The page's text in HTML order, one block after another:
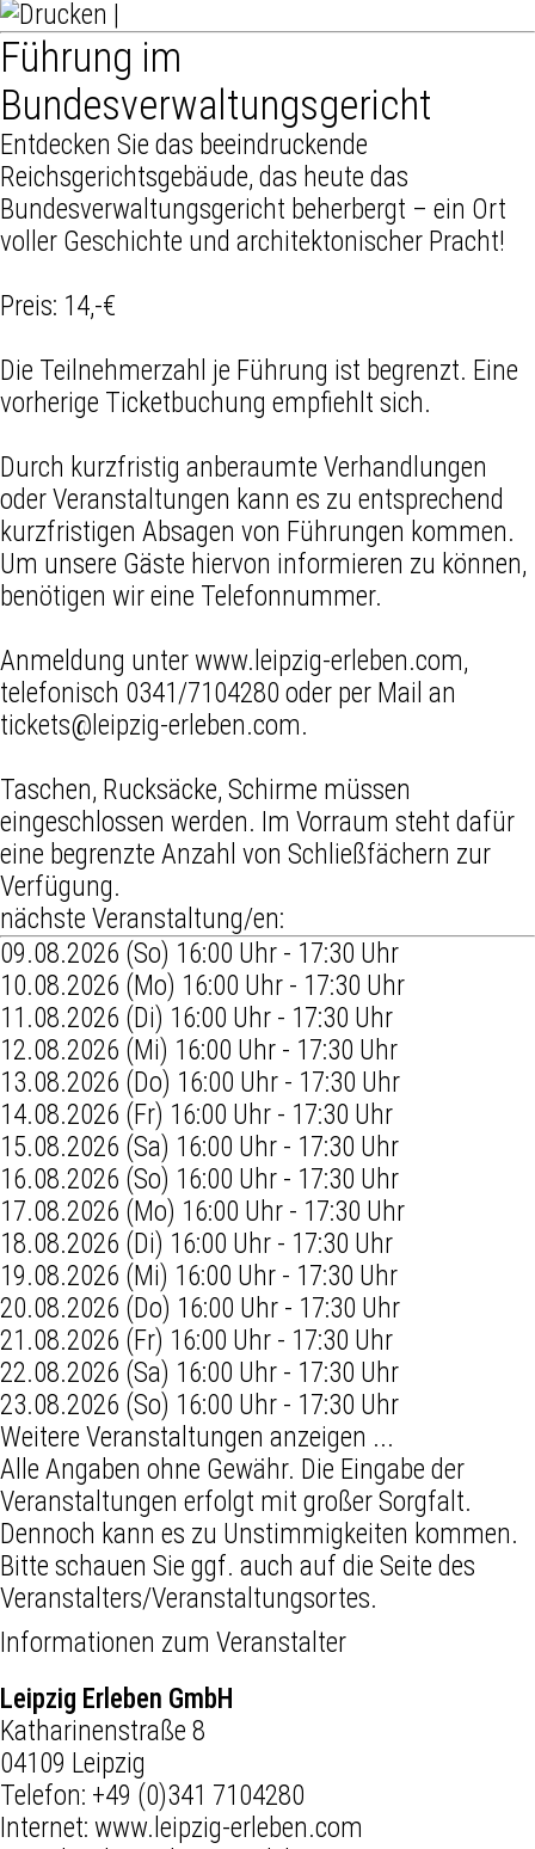
Führung im
Bundesverwaltungsgericht
Entdecken Sie das beeindruckende
Reichsgerichtsgebäude, das heute das
Bundesverwaltungsgericht beherbergt – ein Ort
voller Geschichte und architektonischer Pracht!
Preis: 14,-€
Die Teilnehmerzahl je Führung ist begrenzt. Eine
vorherige Ticketbuchung empfiehlt sich.
Durch kurzfristig anberaumte Verhandlungen
oder Veranstaltungen kann es zu entsprechend
kurzfristigen Absagen von Führungen kommen.
Um unsere Gäste hiervon informieren zu können,
benötigen wir eine Telefonnummer.
Anmeldung unter www.leipzig-erleben.com,
telefonisch 0341/7104280 oder per Mail an
tickets@leipzig-erleben.com.
Taschen, Rucksäcke, Schirme müssen
eingeschlossen werden. Im Vorraum steht dafür
eine begrenzte Anzahl von Schließfächern zur
Verfügung.
nächste Veranstaltung/en:
09.08.2026 (So) 16:00 Uhr - 17:30 Uhr
10.08.2026 (Mo) 16:00 Uhr - 17:30 Uhr
11.08.2026 (Di) 16:00 Uhr - 17:30 Uhr
12.08.2026 (Mi) 16:00 Uhr - 17:30 Uhr
13.08.2026 (Do) 16:00 Uhr - 17:30 Uhr
14.08.2026 (Fr) 16:00 Uhr - 17:30 Uhr
15.08.2026 (Sa) 16:00 Uhr - 17:30 Uhr
16.08.2026 (So) 16:00 Uhr - 17:30 Uhr
17.08.2026 (Mo) 16:00 Uhr - 17:30 Uhr
18.08.2026 (Di) 16:00 Uhr - 17:30 Uhr
19.08.2026 (Mi) 16:00 Uhr - 17:30 Uhr
20.08.2026 (Do) 16:00 Uhr - 17:30 Uhr
21.08.2026 (Fr) 16:00 Uhr - 17:30 Uhr
22.08.2026 (Sa) 16:00 Uhr - 17:30 Uhr
23.08.2026 (So) 16:00 Uhr - 17:30 Uhr
Weitere Veranstaltungen anzeigen ...
Alle Angaben ohne Gewähr. Die Eingabe der
Veranstaltungen erfolgt mit großer Sorgfalt.
Dennoch kann es zu Unstimmigkeiten kommen.
Bitte schauen Sie ggf. auch auf die Seite des
Veranstalters/Veranstaltungsortes.
Informationen zum Veranstalter
Leipzig Erleben GmbH
Katharinenstraße 8
04109 Leipzig
Telefon: +49 (0)341 7104280
Internet: www.leipzig-erleben.com